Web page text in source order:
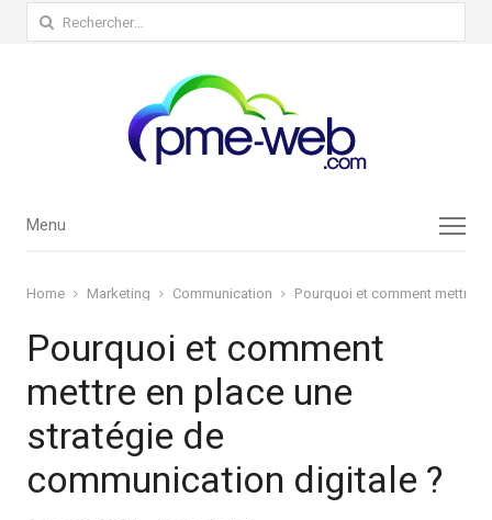
Rechercher :
Menu
Menu
Home Marketing Communication Pourquoi et comment mettre
Pourquoi et comment
mettre en place une
stratégie de
communication digitale ?